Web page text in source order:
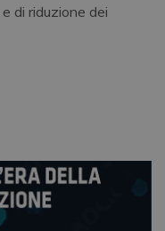
di riduzione dei